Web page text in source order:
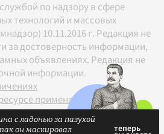
по надзору в сфере
технологий и массовых
10.11.2016 г. Редакция не
за достоверность информации,
объявлениях. Редакция не
информации.
применяются
в соответствии с
с ладонью за пазухой
он маскировал